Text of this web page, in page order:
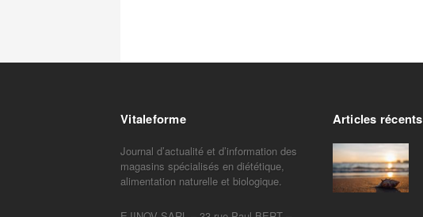
Vitaleforme
Journal d’actualité et d’information des
magasins spécialisés en diététique,
alimentation naturelle et biologique.
Articles récents